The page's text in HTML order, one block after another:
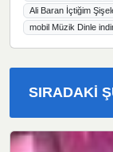
Ali Baran İçtiğim
mobil Müzik Dinle
SIRADAKI